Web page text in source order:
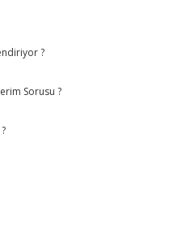
?
Sorusu ?